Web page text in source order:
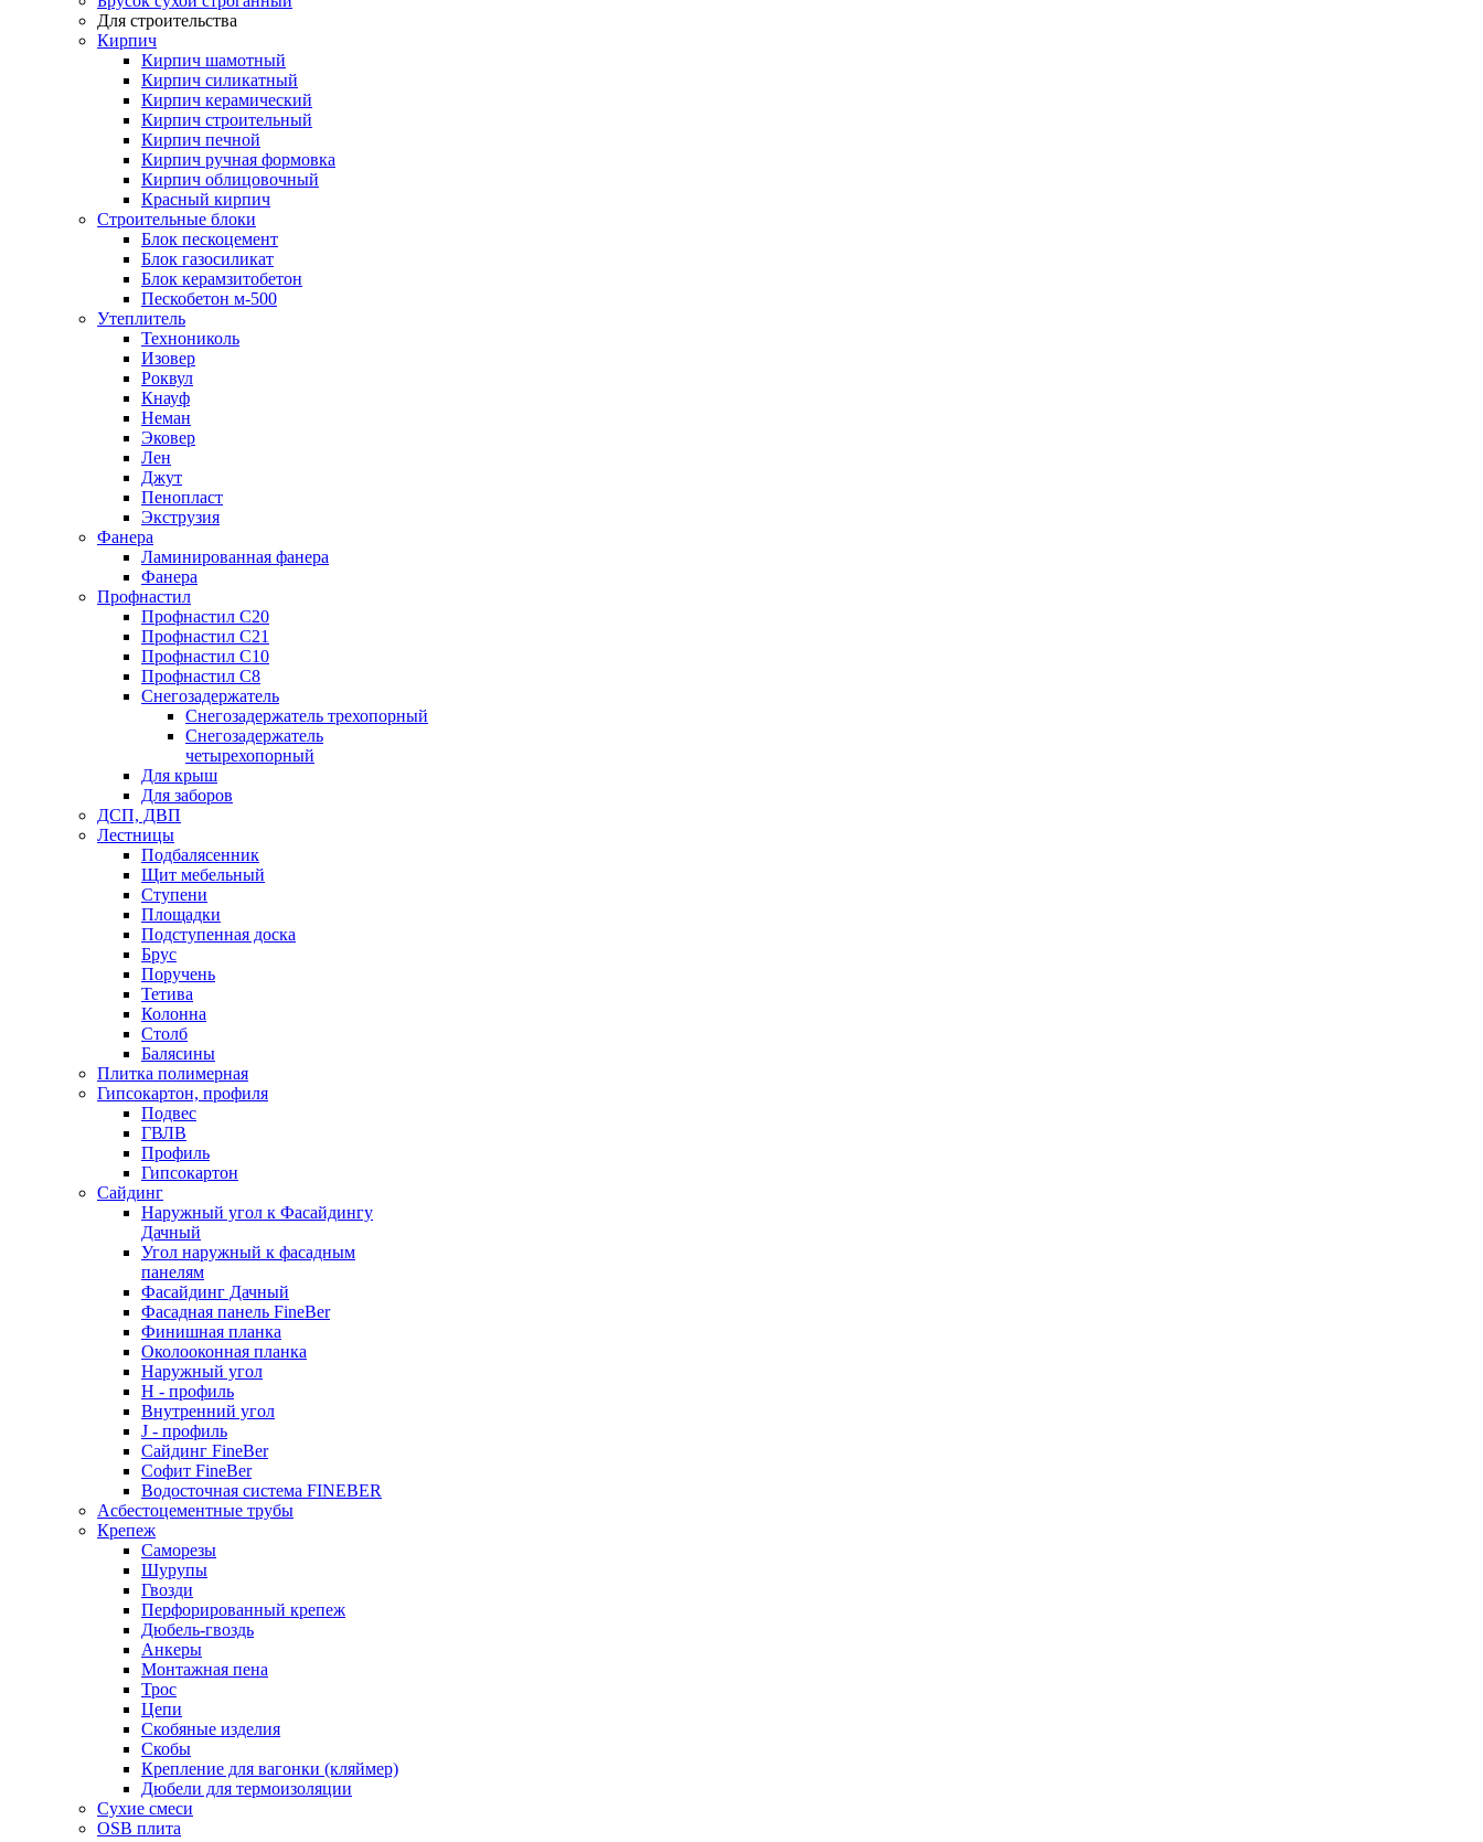
Для строительства
Кирпич
Кирпич шамотный
Кирпич силикатный
Кирпич керамический
Кирпич строительный
Кирпич печной
Кирпич ручная формовка
Кирпич облицовочный
Красный кирпич
Строительные блоки
Блок пескоцемент
Блок газосиликат
Блок керамзитобетон
Пескобетон м-500
Утеплитель
Технониколь
Изовер
Роквул
Кнауф
Неман
Эковер
Лен
Джут
Пенопласт
Экструзия
Фанера
Ламинированная фанера
Фанера
Профнастил
Профнастил С20
Профнастил С21
Профнастил С10
Профнастил С8
Снегозадержатель
Снегозадержатель трехопорный
Снегозадержатель
четырехопорный
Для крыш
Для заборов
ДСП, ДВП
Лестницы
Подбалясенник
Щит мебельный
Ступени
Площадки
Подступенная доска
Брус
Поручень
Тетива
Колонна
Столб
Балясины
Плитка полимерная
Гипсокартон, профиля
Подвес
ГВЛВ
Профиль
Гипсокартон
Сайдинг
Наружный угол к Фасайдингу
Дачный
Угол наружный к фасадным
панелям
Фасайдинг Дачный
Фасадная панель FineBer
Финишная планка
Околооконная планка
Наружный угол
H - профиль
Внутренний угол
J - профиль
Сайдинг FineBer
Софит FineBer
Водосточная система FINEBER
Асбестоцементные трубы
Крепеж
Саморезы
Шурупы
Гвозди
Перфорированный крепеж
Дюбель-гвоздь
Анкеры
Монтажная пена
Трос
Цепи
Скобяные изделия
Скобы
Крепление для вагонки (кляймер)
Дюбели для термоизоляции
Сухие смеси
OSB плита